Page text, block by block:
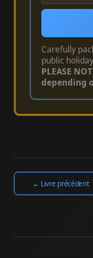
Carefully
public
PLEASE
depending
← Livre précédent